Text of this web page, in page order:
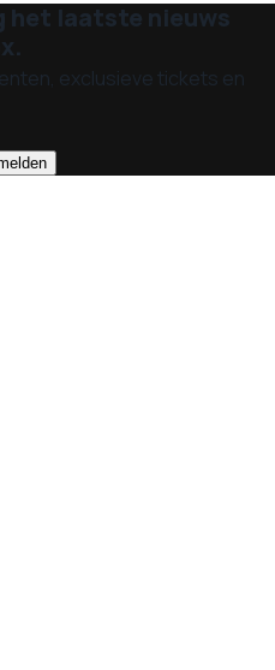
het laatste nieuws
exclusieve tickets en